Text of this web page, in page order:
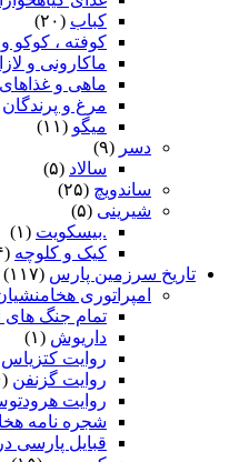
کباب (۲۰)
کوفته ، کوکو
ماکارونی و
ماهی و غذاهای
مرغ و پرندگان
میگو (۱۱)
دسر (۹)
سالاد (۵)
ساندویچ (۲۵)
شیرینی (۵)
.بیسکویت (۱)
کیک و کلوچه (۴)
تاریخ سرزمین پارس (۱۱۷)
امپراتوری
تمام جنگ های
داریوش (۱)
روایت کتزیاس
روایت گزنفن (۶)
روایت
شجره نامه
قبایل پارسی